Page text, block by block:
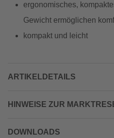
ergonomisches,
Gewicht ermöglichen
kompakt und leicht
ARTIKELDETAILS
HINWEISE ZUR
DOWNLOADS